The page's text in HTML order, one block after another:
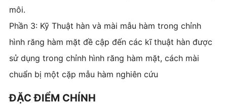
môi.
Phần 3: Kỹ Thuật hàn và mài mẫu hàm trong chỉnh
hình răng hàm mặt đề cập đến các kĩ thuật hàn được
sử dụng trong chỉnh hình răng hàm mặt, cách mài
chuẩn bị một cặp mẫu hàm nghiên cứu
ĐẶC ĐIỂM CHÍNH